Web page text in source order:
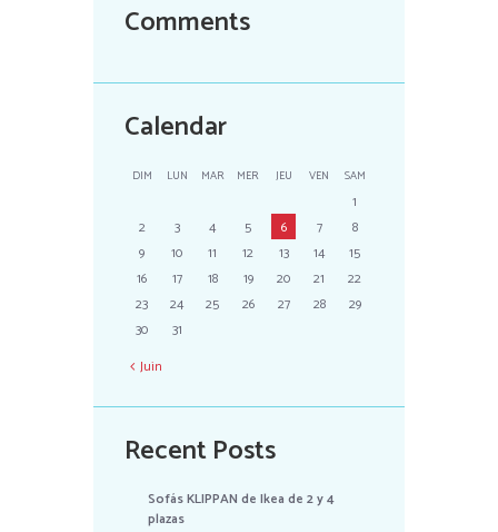
Comments
Calendar
DIM LUN MAR MER JEU VEN SAM
1
2
3 4 5 6 7
8
9
10 11 12 13 14
15
16
17 18 19 20 21
22
23
24 25 26 27 28
29
30
31
Juin
Recent Posts
Sofás KLIPPAN de Ikea de 2 y 4
plazas